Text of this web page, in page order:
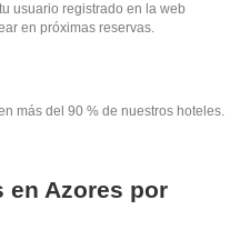
usuario registrado en la web
en próximas reservas.
más del 90 % de nuestros hoteles.
en Azores por